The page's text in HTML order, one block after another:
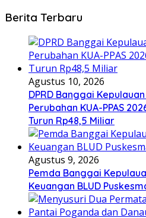
Berita Terbaru
Agustus 10, 2026
DPRD Banggai
Perubahan KUA-PPAS
Turun Rp48,5 Miliar
Agustus 9, 2026
Pemda Banggai
Keuangan BLUD